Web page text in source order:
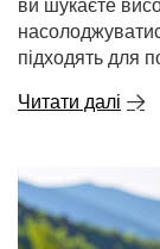
ви шукаєте
підходять для
Читати далі